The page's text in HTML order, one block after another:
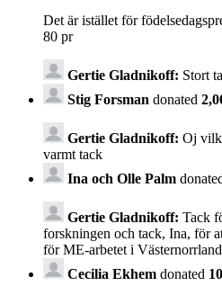
Det är istället för
80 pr
Gertie Gladnikoff: Stort
Stig Forsman donated
Gertie Gladnikoff: Oj
varmt tack
Ina och Olle Palm
Gertie Gladnikoff: Tack
forskningen och tack, Ina, för
för ME-arbetet i Västernorrland
Cecilia Ekhem donated